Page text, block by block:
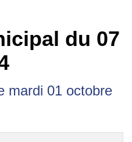
du 07
mardi 01 octobre